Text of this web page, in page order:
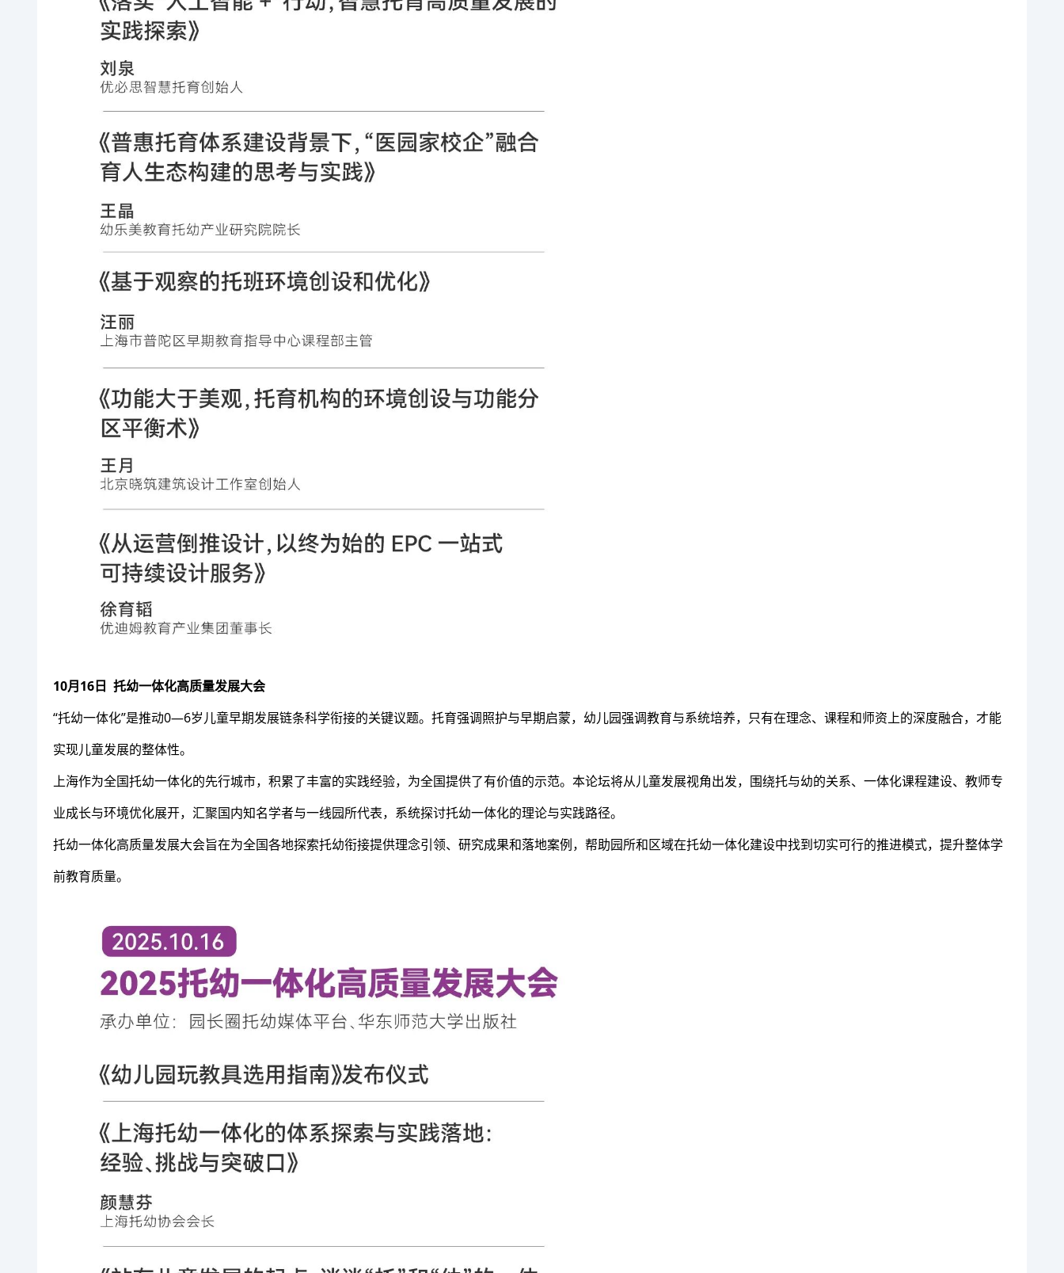
10月16日 托幼一体化高质量发展大会
“托幼一体化”是推动0—6岁儿童早期发展链条科学衔接的关键议题。托育强调照护与早期启蒙，幼儿园强调教育与系统培养，只有在理念、课程和师资上的深度融合，才能
实现儿童发展的整体性。
上海作为全国托幼一体化的先行城市，积累了丰富的实践经验，为全国提供了有价值的示范。本论坛将从儿童发展视角出发，围绕托与幼的关系、一体化课程建设、教师专
业成长与环境优化展开，汇聚国内知名学者与一线园所代表，系统探讨托幼一体化的理论与实践路径。
托幼一体化高质量发展大会旨在为全国各地探索托幼衔接提供理念引领、研究成果和落地案例，帮助园所和区域在托幼一体化建设中找到切实可行的推进模式，提升整体学
前教育质量。